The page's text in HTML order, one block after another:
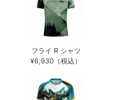
フライ R シャツ
¥6,930（税込）